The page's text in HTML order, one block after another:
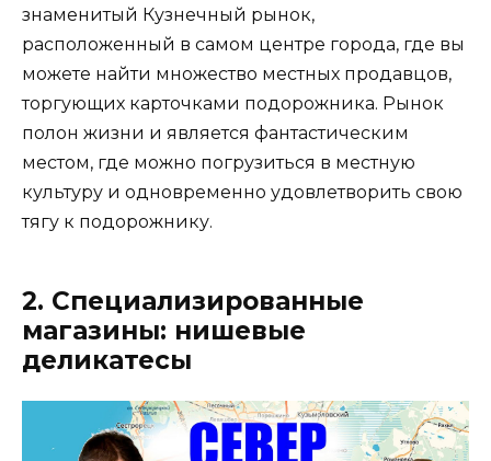
знаменитый Кузнечный рынок,
расположенный в самом центре города, где вы
можете найти множество местных продавцов,
торгующих карточками подорожника. Рынок
полон жизни и является фантастическим
местом, где можно погрузиться в местную
культуру и одновременно удовлетворить свою
тягу к подорожнику.
2. Специализированные
магазины: нишевые
деликатесы